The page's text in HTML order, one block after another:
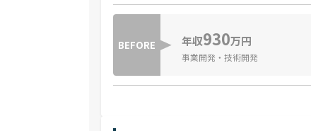
BEFORE 年収930万円
事業開発・技術開発